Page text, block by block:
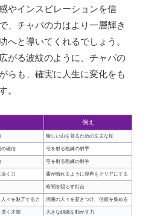
やインスピレーションを信
、チャパの力はより一層輝き
へと導いてくれるでしょう。
がる波紋のように、チャパの
らも、確実に人生に変化をも
。
例え
険しい山を登るための丈夫な杖
の確信 弓を射る熟練の射手
弓を射る熟練の射手
く力 霧が晴れるように視界をクリアにする
暗闇を照らす灯台
々を魅了する力 周囲の人々を惹きつけ、信頼を集める
導く才能 大きな組織を動かす力